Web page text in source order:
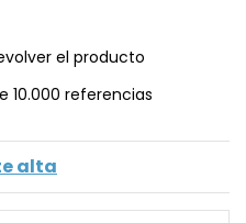
el producto
10.000 referencias
alta